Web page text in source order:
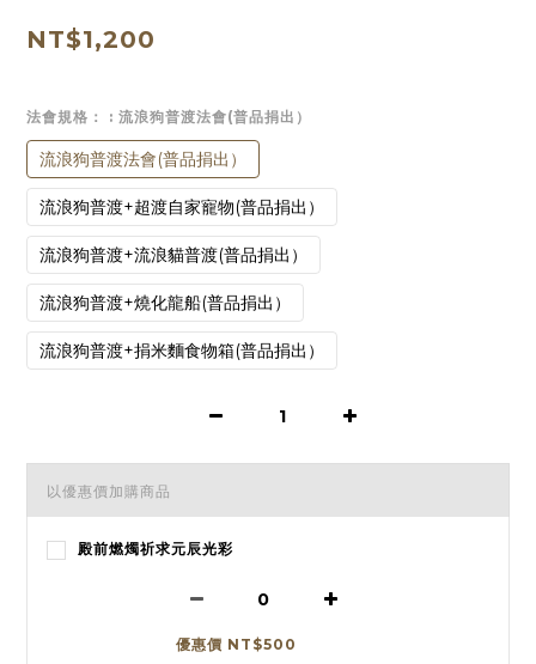
NT$1,200
法會規格： : 流浪狗普渡法會(普品捐出）
流浪狗普渡法會(普品捐出）
流浪狗普渡+超渡自家寵物(普品捐出）
流浪狗普渡+流浪貓普渡(普品捐出）
流浪狗普渡+燒化龍船(普品捐出）
流浪狗普渡+捐米麵食物箱(普品捐出）
以優惠價加購商品
殿前燃燭祈求元辰光彩
優惠價 NT$500